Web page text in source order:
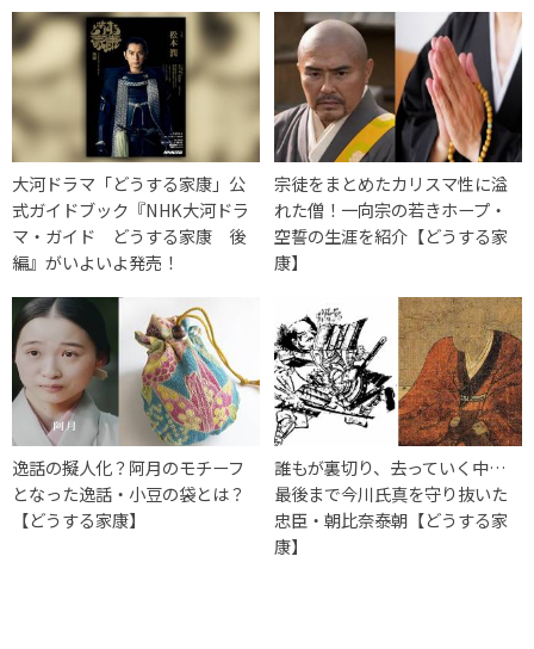
大河ドラマ「どうする家康」公
式ガイドブック『NHK大河ドラ
マ・ガイド どうする家康 後
編』がいよいよ発売！
宗徒をまとめたカリスマ性に溢
れた僧！一向宗の若きホープ・
空誓の生涯を紹介【どうする家
康】
逸話の擬人化？阿月のモチーフ
となった逸話・小豆の袋とは？
【どうする家康】
誰もが裏切り、去っていく中…
最後まで今川氏真を守り抜いた
忠臣・朝比奈泰朝【どうする家
康】